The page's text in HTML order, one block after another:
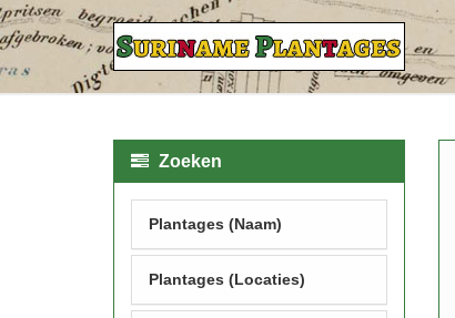
Zoeken
Plantages (Naam)
Plantages (Locaties)